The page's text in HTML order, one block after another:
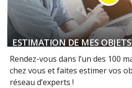
ESTIMATION DE MES OBJETS
Rendez-vous dans l’un des 100
chez vous et faites estimer vos
réseau d’experts !